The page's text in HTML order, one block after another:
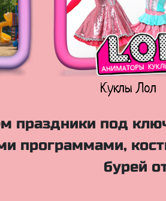
Куклы Лол
праздники под
программами,
бурей